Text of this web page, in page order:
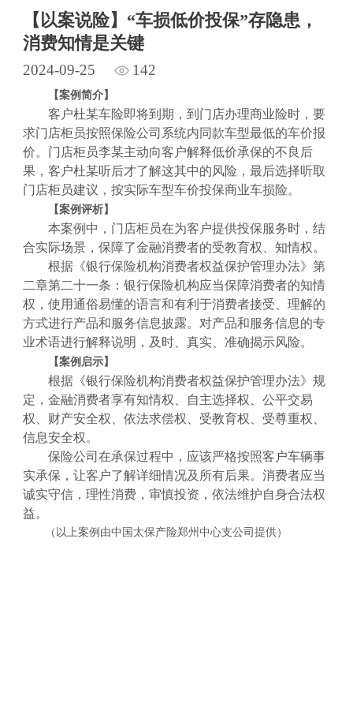
【以案说险】“车损低价投保”存隐患，
消费知情是关键
2024-09-25 142
【案例简介】
客户杜某车险即将到期，到门店办理商业险时，要
求门店柜员按照保险公司系统内同款车型最低的车价报
价。门店柜员李某主动向客户解释低价承保的不良后
果，客户杜某听后才了解这其中的风险，最后选择听取
门店柜员建议，按实际车型车价投保商业车损险。
【案例评析】
本案例中，门店柜员在为客户提供投保服务时，结
合实际场景，保障了金融消费者的受教育权、知情权。
根据《银行保险机构消费者权益保护管理办法》第
二章第二十一条：银行保险机构应当保障消费者的知情
权，使用通俗易懂的语言和有利于消费者接受、理解的
方式进行产品和服务信息披露。对产品和服务信息的专
业术语进行解释说明，及时、真实、准确揭示风险。
【案例启示】
根据《银行保险机构消费者权益保护管理办法》规
定，金融消费者享有知情权、自主选择权、公平交易
权、财产安全权、依法求偿权、受教育权、受尊重权、
信息安全权。
保险公司在承保过程中，应该严格按照客户车辆事
实承保，让客户了解详细情况及所有后果。消费者应当
诚实守信，理性消费，审慎投资，依法维护自身合法权
益。
（以上案例由中国太保产险郑州中心支公司提供）